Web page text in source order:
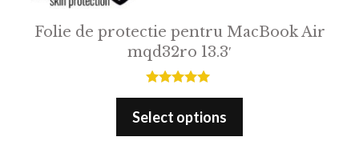
Folie de protectie pentru MacBook Air
mqd32ro 13.3′
5.00
Select options